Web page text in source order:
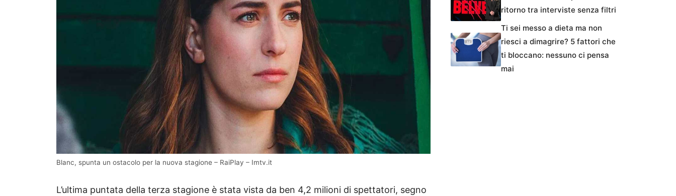
Blanc, spunta un ostacolo per la nuova stagione – RaiPlay – Imtv.it
L’ultima puntata della terza stagione è stata vista da ben 4,2 milioni di spettatori, segno
ritorno tra interviste senza filtri
Ti sei messo a dieta ma non
riesci a dimagrire? 5 fattori che
ti bloccano: nessuno ci pensa
mai